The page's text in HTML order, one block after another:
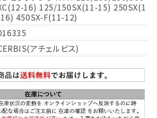
16) 125/150SX(11-15) 250SX(1
450SX-F(11-12)
アチェルビス)